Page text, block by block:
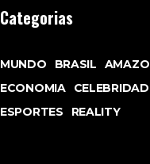
Categorias
MUNDO BRASIL
ECONOMIA
ESPORTES
REALITY